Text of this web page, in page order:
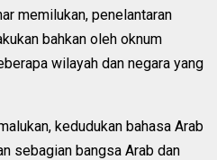
memilukan, penelantaran
bahkan oleh oknum
wilayah dan negara yang
kedudukan bahasa Arab
sebagian bangsa Arab dan